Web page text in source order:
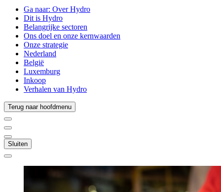
Ga naar: Over Hydro
Dit is Hydro
Belangrijke sectoren
Ons doel en onze kernwaarden
Onze strategie
Nederland
België
Luxemburg
Inkoop
Verhalen van Hydro
Terug naar hoofdmenu
Sluiten